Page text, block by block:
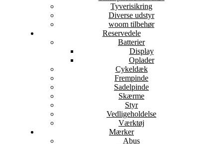
Tyverisikring
Diverse udstyr
woom tilbehør
Reservedele
Batterier
Display
Oplader
Cykeldæk
Frempinde
Sadelpinde
Skærme
Styr
Vedligeholdelse
Værktøj
Mærker
Abus